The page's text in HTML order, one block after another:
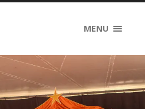
MENU